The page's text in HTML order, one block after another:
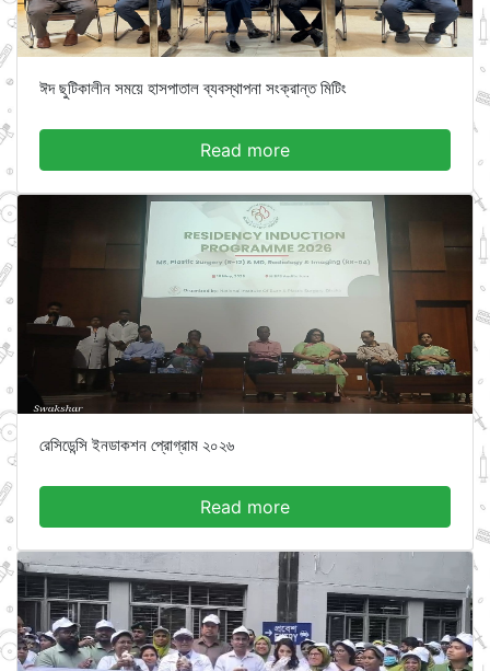
ঈদ ছুটিকালীন সময়ে হাসপাতাল ব্যবস্থাপনা সংক্রান্ত মিটিং
Read more
রেসিডেন্সি ইনডাকশন প্রোগ্রাম ২০২৬
Read more